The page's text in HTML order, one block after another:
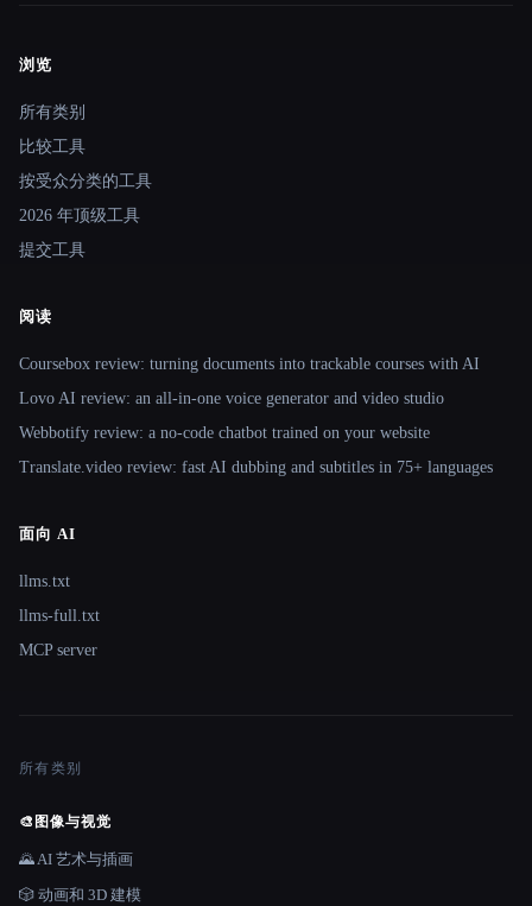
Site navigation
浏览
所有类别
比较工具
按受众分类的工具
2026 年顶级工具
提交工具
阅读
Coursebox review: turning documents into trackable courses with AI
Lovo AI review: an all-in-one voice generator and video studio
Webbotify review: a no-code chatbot trained on your website
Translate.video review: fast AI dubbing and subtitles in 75+ languages
面向 AI
llms.txt
llms-full.txt
MCP server
所有类别
🎨 图像与视觉
🌄 AI 艺术与插画
🎲 动画和 3D 建模